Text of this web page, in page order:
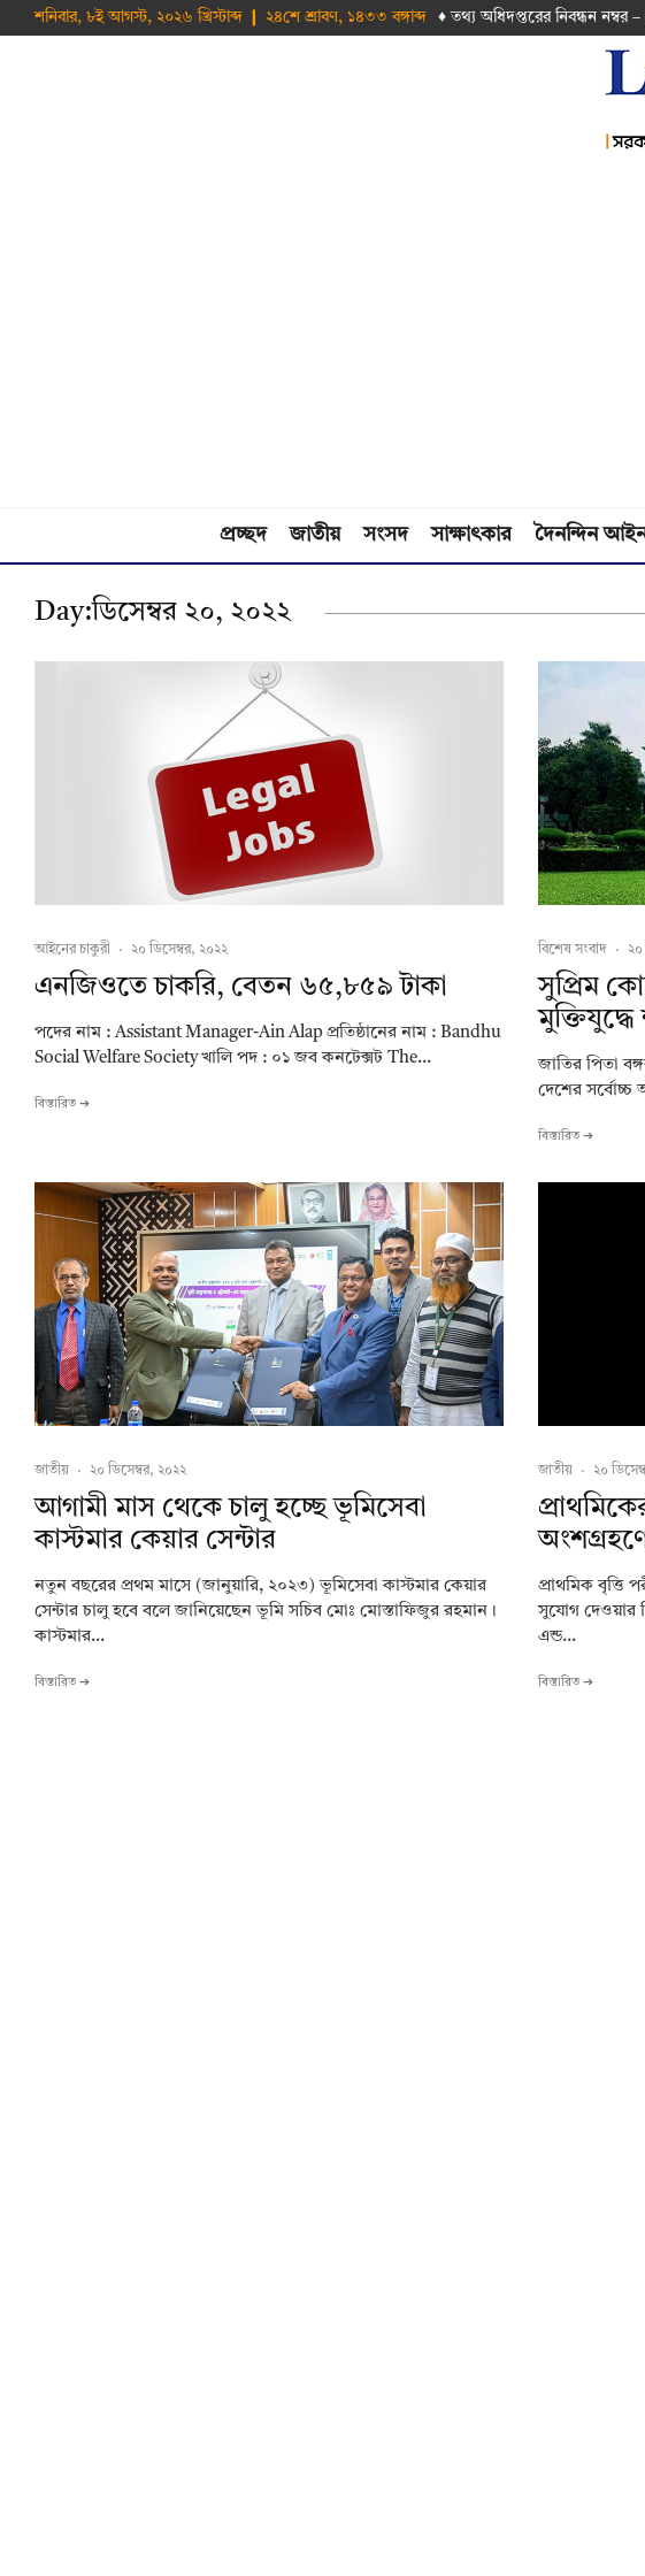
শনিবার, ৮ই আগস্ট, ২০২৬ খ্রিস্টাব্দ ❙ ২৪শে শ্রাবণ, ১৪৩৩ বঙ্গাব্দ ♦ তথ‌্য অ‌ধিদপ্ত‌রের নিবন্ধন নম্বর
প্রচ্ছদ জাতীয় সংসদ সাক্ষাৎকার দৈনন্দিন
Day:ডিসেম্বর ২০, ২০২২
আইনের চাকুরী · ২০ ডিসেম্বর, ২০২২
এনজিওতে চাকরি, বেতন ৬৫,৮৫৯ টাকা
পদের নাম : Assistant Manager-Ain Alap প্রতিষ্ঠানের নাম : Bandhu
Social Welfare Society খালি পদ : ০১ জব কনটেক্সট The...
বিস্তারিত ➔
বিশেষ সংবাদ · ২০
সুপ্রিম
জাতির পিতা
দেশের সর্বোচ্চ
বিস্তারিত ➔
জাতীয় · ২০ ডিসেম্বর, ২০২২
আগামী মাস থেকে চালু হচ্ছে ভূমিসেবা
কাস্টমার কেয়ার সেন্টার
নতুন বছরের প্রথম মাসে (জানুয়ারি, ২০২৩) ভূমিসেবা কাস্টমার কেয়ার
সেন্টার চালু হবে বলে জানিয়েছেন ভূমি সচিব মোঃ মোস্তাফিজুর রহমান।
কাস্টমার...
বিস্তারিত ➔
জাতীয় · ২০
প্রাথমিক বৃত্তি
সুযোগ দেওয়ার
এন্ড...
বিস্তারিত ➔